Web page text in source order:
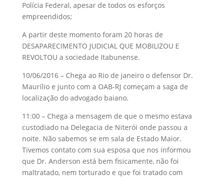
Polícia Federal, apesar de todos os esforços
empreendidos;
A partir deste momento foram 20 horas de
DESAPARECIMENTO JUDICIAL QUE MOBILIZOU E
REVOLTOU a sociedade Itabunense.
10/06/2016 – Chega ao Rio de janeiro o defensor Dr.
Maurílio e junto com a OAB-RJ começam a saga de
localização do advogado baiano.
11:00 – Chega a mensagem de que o mesmo estava
custodiado na Delegacia de Niterói onde passou a
noite. Não sabemos se em sala de Estado Maior.
Tivemos contato com sua esposa que nos informou
que Dr. Anderson está bem fisicamente, não foi
maltratado, nem torturado e que foi tratado com